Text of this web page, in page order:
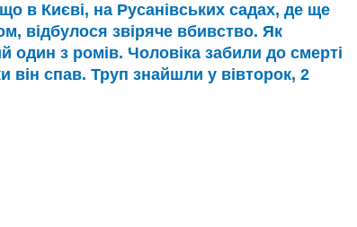
в Києві, на Русанівських садах, де ще
відбулося звіряче вбивство. Як
один з ромів. Чоловіка забили до смерті
він спав. Труп знайшли у вівторок, 2